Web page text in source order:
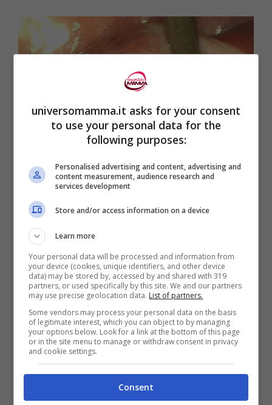
La prima “immagine della vita”: l’inizio dell’ovulazione in un
raro scatto | FOTO – Universomamma.it
universomamma.it asks for your consent
to use your personal data for the
following purposes:
Personalised advertising and content, advertising and
content measurement, audience research and
services development
Store and/or access information on a device
Learn more
Your personal data will be processed and information from
your device (cookies, unique identifiers, and other device
data) may be stored by, accessed by and shared with 319
partners, or used specifically by this site. We and our partners
may use precise geolocation data. List of partners.
Some vendors may process your personal data on the basis
of legitimate interest, which you can object to by managing
your options below. Look for a link at the bottom of this page
or in the site menu to manage or withdraw consent in privacy
and cookie settings.
Consent